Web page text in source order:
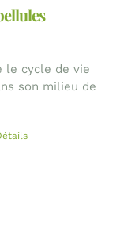
le cycle de vie
son milieu de